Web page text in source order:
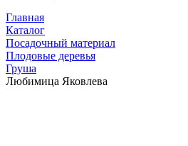
Главная
Каталог
Посадочный материал
Плодовые деревья
Груша
Любимица Яковлева